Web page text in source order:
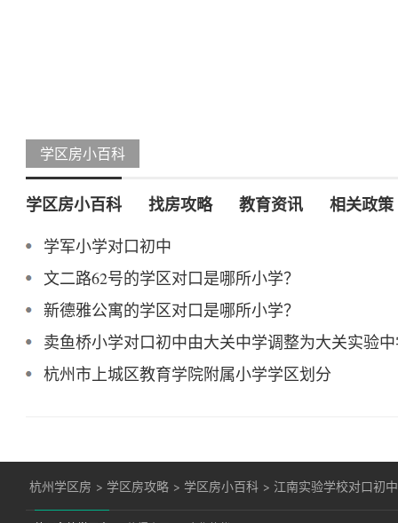
学区房小百科
学区房小百科 找房攻略 教育资讯 相关政策
学军小学对口初中
文二路62号的学区对口是哪所小学？
新德雅公寓的学区对口是哪所小学？
卖鱼桥小学对口初中由大关中学调整为大关实验
杭州市上城区教育学院附属小学学区划分
杭州学区房 > 学区房攻略 > 学区房小百科 > 江南实验学校对口初中